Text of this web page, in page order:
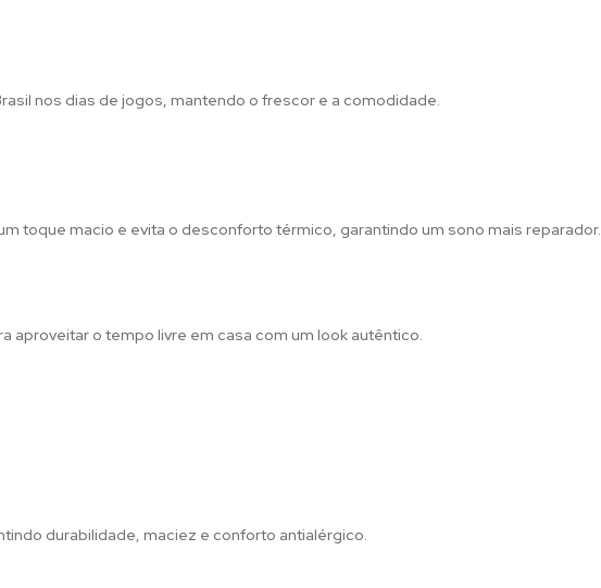
nos dias de jogos, mantendo o frescor e a comodidade.
toque macio e evita o desconforto térmico, garantindo um sono mais reparador.
aproveitar o tempo livre em casa com um look autêntico.
durabilidade, maciez e conforto antialérgico.